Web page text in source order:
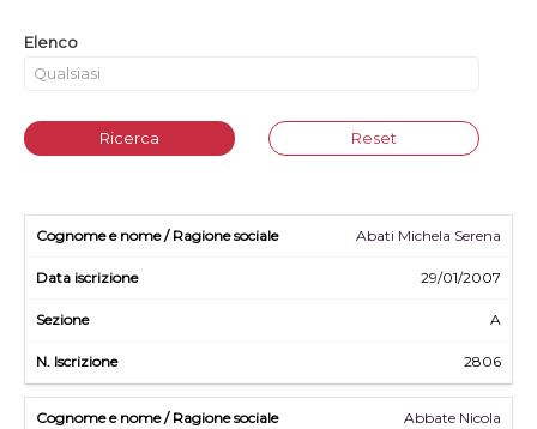
Elenco
Ricerca Reset
Abati Michela Serena
29/01/2007
A
2806
Abbate Nicola